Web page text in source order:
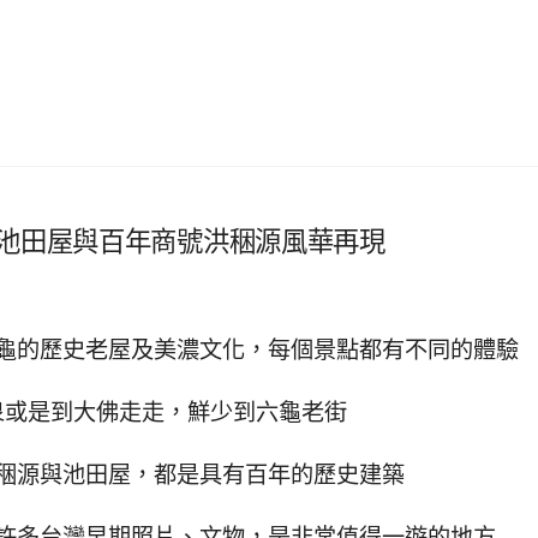
田屋與百年商號洪稇源風華再現
的歷史老屋及美濃文化，每個景點都有不同的體驗
是到大佛走走，鮮少到六龜老街
源與池田屋，都是具有百年的歷史建築